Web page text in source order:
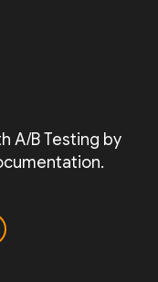
A/B Testing by